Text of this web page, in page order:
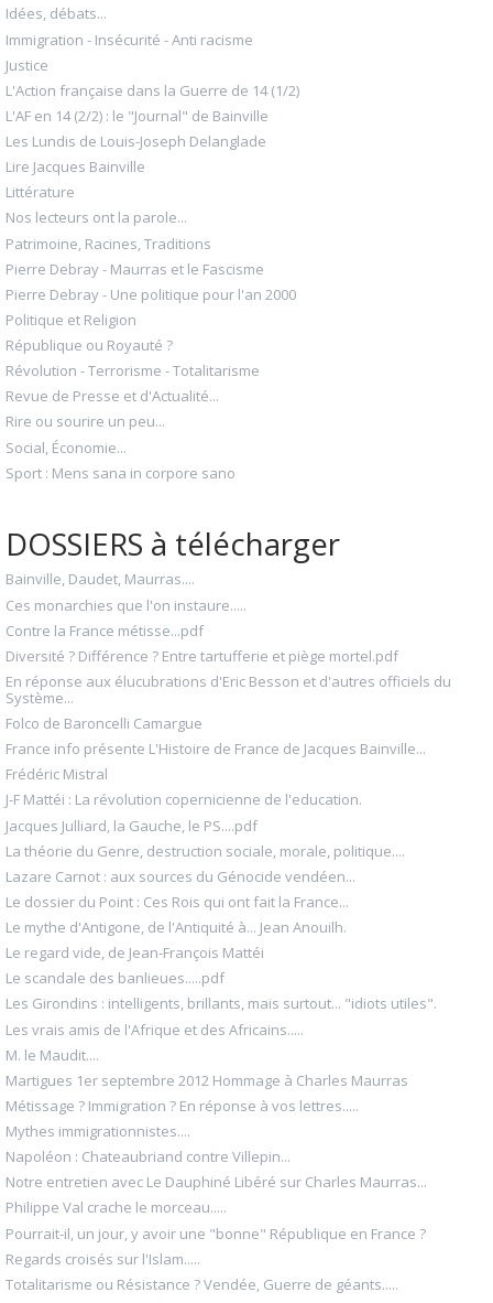
Idées, débats...
Immigration - Insécurité - Anti racisme
Justice
L'Action française dans la Guerre de 14 (1/2)
L'AF en 14 (2/2) : le "Journal" de Bainville
Les Lundis de Louis-Joseph Delanglade
Lire Jacques Bainville
Littérature
Nos lecteurs ont la parole...
Patrimoine, Racines, Traditions
Pierre Debray - Maurras et le Fascisme
Pierre Debray - Une politique pour l'an 2000
Politique et Religion
République ou Royauté ?
Révolution - Terrorisme - Totalitarisme
Revue de Presse et d'Actualité...
Rire ou sourire un peu...
Social, Économie...
Sport : Mens sana in corpore sano
DOSSIERS à télécharger
Bainville, Daudet, Maurras....
Ces monarchies que l'on instaure.....
Contre la France métisse...pdf
Diversité ? Différence ? Entre tartufferie et piège mortel.pdf
En réponse aux élucubrations d'Eric Besson et d'autres officiels du
Système...
Folco de Baroncelli Camargue
France info présente L'Histoire de France de Jacques Bainville...
Frédéric Mistral
J-F Mattéi : La révolution copernicienne de l'education.
Jacques Julliard, la Gauche, le PS....pdf
La théorie du Genre, destruction sociale, morale, politique....
Lazare Carnot : aux sources du Génocide vendéen...
Le dossier du Point : Ces Rois qui ont fait la France...
Le mythe d'Antigone, de l'Antiquité à... Jean Anouilh.
Le regard vide, de Jean-François Mattéi
Le scandale des banlieues.....pdf
Les Girondins : intelligents, brillants, mais surtout... "idiots utiles".
Les vrais amis de l'Afrique et des Africains.....
M. le Maudit....
Martigues 1er septembre 2012 Hommage à Charles Maurras
Métissage ? Immigration ? En réponse à vos lettres.....
Mythes immigrationnistes....
Napoléon : Chateaubriand contre Villepin...
Notre entretien avec Le Dauphiné Libéré sur Charles Maurras...
Philippe Val crache le morceau.....
Pourrait-il, un jour, y avoir une "bonne" République en France ?
Regards croisés sur l'Islam.....
Totalitarisme ou Résistance ? Vendée, Guerre de géants.....